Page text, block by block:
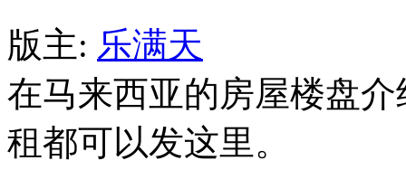
版主: 乐满天
在马来西亚的房屋楼盘
租都可以发这里。